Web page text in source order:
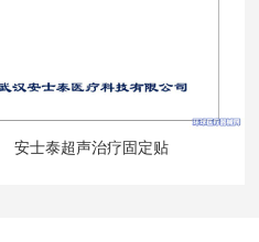
安士泰超声治疗固定贴